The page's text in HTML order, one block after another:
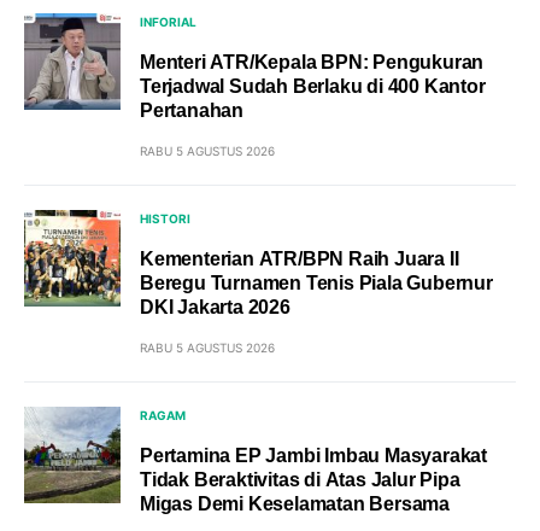
INFORIAL
Menteri ATR/Kepala BPN: Pengukuran
Terjadwal Sudah Berlaku di 400 Kantor
Pertanahan
RABU 5 AGUSTUS 2026
HISTORI
Kementerian ATR/BPN Raih Juara II
Beregu Turnamen Tenis Piala Gubernur
DKI Jakarta 2026
RABU 5 AGUSTUS 2026
RAGAM
Pertamina EP Jambi Imbau Masyarakat
Tidak Beraktivitas di Atas Jalur Pipa
Migas Demi Keselamatan Bersama